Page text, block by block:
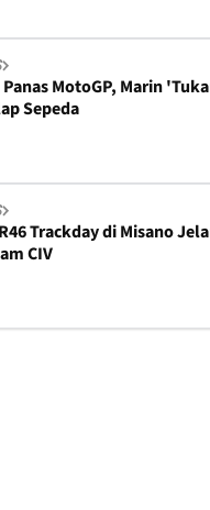
MotoGP, Marin
Sepeda
Trackday di Misano
CIV